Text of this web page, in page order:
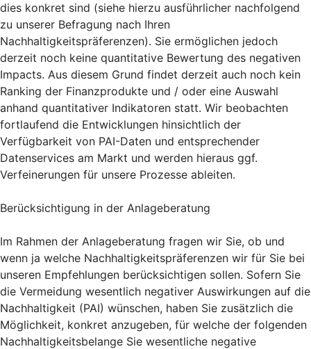
dies konkret sind (siehe hierzu ausführlicher nachfolgend
zu unserer Befragung nach Ihren
Nachhaltigkeitspräferenzen). Sie ermöglichen jedoch
derzeit noch keine quantitative Bewertung des negativen
Impacts. Aus diesem Grund findet derzeit auch noch kein
Ranking der Finanzprodukte und / oder eine Auswahl
anhand quantitativer Indikatoren statt. Wir beobachten
fortlaufend die Entwicklungen hinsichtlich der
Verfügbarkeit von PAI-Daten und entsprechender
Datenservices am Markt und werden hieraus ggf.
Verfeinerungen für unsere Prozesse ableiten.
Berücksichtigung in der Anlageberatung
Im Rahmen der Anlageberatung fragen wir Sie, ob und
wenn ja welche Nachhaltigkeitspräferenzen wir für Sie bei
unseren Empfehlungen berücksichtigen sollen. Sofern Sie
die Vermeidung wesentlich negativer Auswirkungen auf die
Nachhaltigkeit (PAI) wünschen, haben Sie zusätzlich die
Möglichkeit, konkret anzugeben, für welche der folgenden
Nachhaltigkeitsbelange Sie wesentliche negative